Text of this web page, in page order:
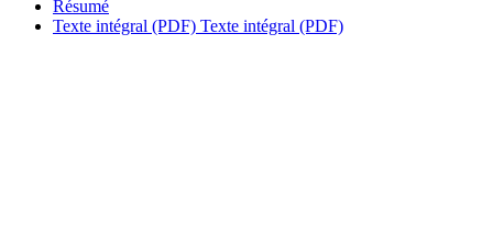
Résumé
Texte intégral (PDF) Texte intégral (PDF)